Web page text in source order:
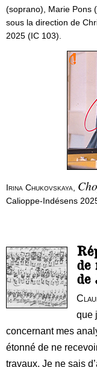
(soprano), Marie Pons
sous la direction de
2025 (IC 103).
Irina Chukovskaya
Calioppe-Indésens
de
de
que
concernant mes
étonné de ne
travaux. Je ne sais